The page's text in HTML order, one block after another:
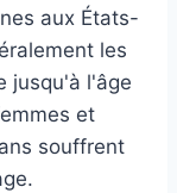
aux États-
les
jusqu'à l'âge
et
souffrent